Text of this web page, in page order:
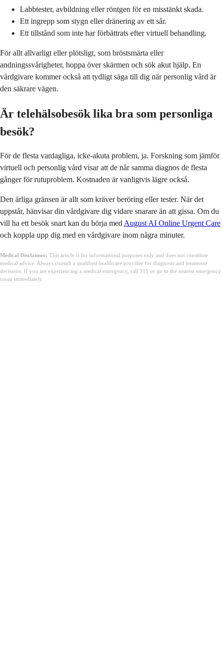
Labbtester, avbildning eller röntgen för en misstänkt skada.
Ett ingrepp som stygn eller dränering av ett sår.
Ett tillstånd som inte har förbättrats efter virtuell behandling.
För allt allvarligt eller plötsligt, som bröstsmärta eller
andningssvårigheter, hoppa över skärmen och sök akut hjälp. En
vårdgivare kommer också att tydligt säga till dig när personlig vård är
den säkrare vägen.
Är telehälsobesök lika bra som personliga
besök?
För de flesta vardagliga, icke-akuta problem, ja. Forskning som jämför
virtuell och personlig vård visar att de når samma diagnos de flesta
gånger för rutuproblem. Kostnaden är vanligtvis lägre också.
Den ärliga gränsen är allt som kräver beröring eller tester. När det
uppstår, hänvisar din vårdgivare dig vidare snarare än att gissa. Om du
vill ha ett besök snart kan du börja medAugust AI Online Urgent Care
och koppla upp dig med en vårdgivare inom några minuter.
Medical Disclaimer: This article is for informational purposes only and does not constitute
medical advice. Always consult a qualified healthcare provider for diagnosis and treatment
decisions. If you are experiencing a medical emergency, call 911 or go to the nearest emergency
room immediately.